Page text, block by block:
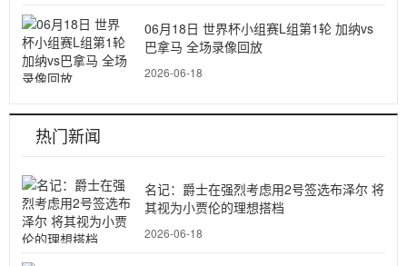
06月18日 世界杯小组赛L组第1轮 加纳vs
巴拿马 全场录像回放
2026-06-18
热门新闻
名记：爵士在强烈考虑用2号签选布泽尔 将
其视为小贾伦的理想搭档
2026-06-18